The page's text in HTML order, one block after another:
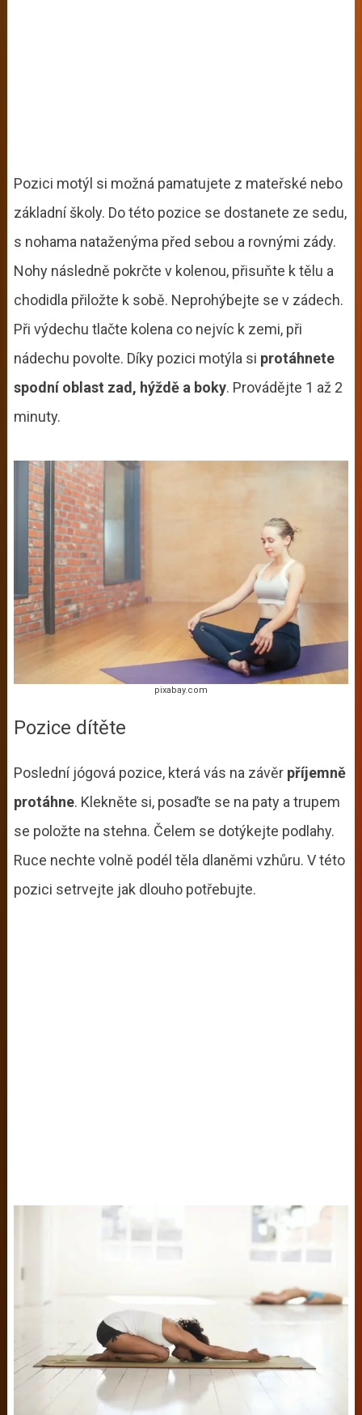
Pozici motýl si možná pamatujete z mateřské nebo
základní školy. Do této pozice se dostanete ze sedu,
s nohama nataženýma před sebou a rovnými zády.
Nohy následně pokrčte v kolenou, přisuňte k tělu a
chodidla přiložte k sobě. Neprohýbejte se v zádech.
Při výdechu tlačte kolena co nejvíc k zemi, při
nádechu povolte. Díky pozici motýla si protáhnete
spodní oblast zad, hýždě a boky. Provádějte 1 až 2
minuty.
pixabay.com
Pozice dítěte
Poslední jógová pozice, která vás na závěr příjemně
protáhne. Klekněte si, posaďte se na paty a trupem
se položte na stehna. Čelem se dotýkejte podlahy.
Ruce nechte volně podél těla dlaněmi vzhůru. V této
pozici setrvejte jak dlouho potřebujte.